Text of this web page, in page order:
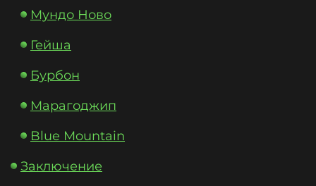
Мундо Ново
Гейша
Бурбон
Марагоджип
Blue Mountain
Заключение